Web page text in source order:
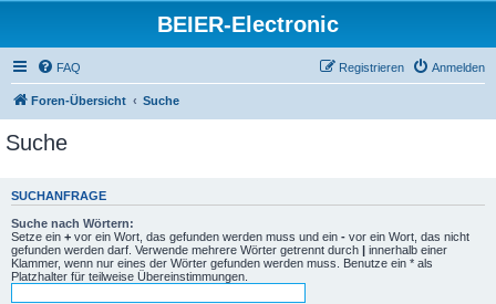
BEIER-Electronic
FAQ Anmelden
Registrieren
Foren-Übersicht Suche
Suche
SUCHANFRAGE
Suche nach Wörtern:
Setze ein + vor ein Wort, das gefunden werden muss und ein - vor ein Wort, das nicht
gefunden werden darf. Verwende mehrere Wörter getrennt durch | innerhalb einer
Klammer, wenn nur eines der Wörter gefunden werden muss. Benutze ein * als
Platzhalter für teilweise Übereinstimmungen.